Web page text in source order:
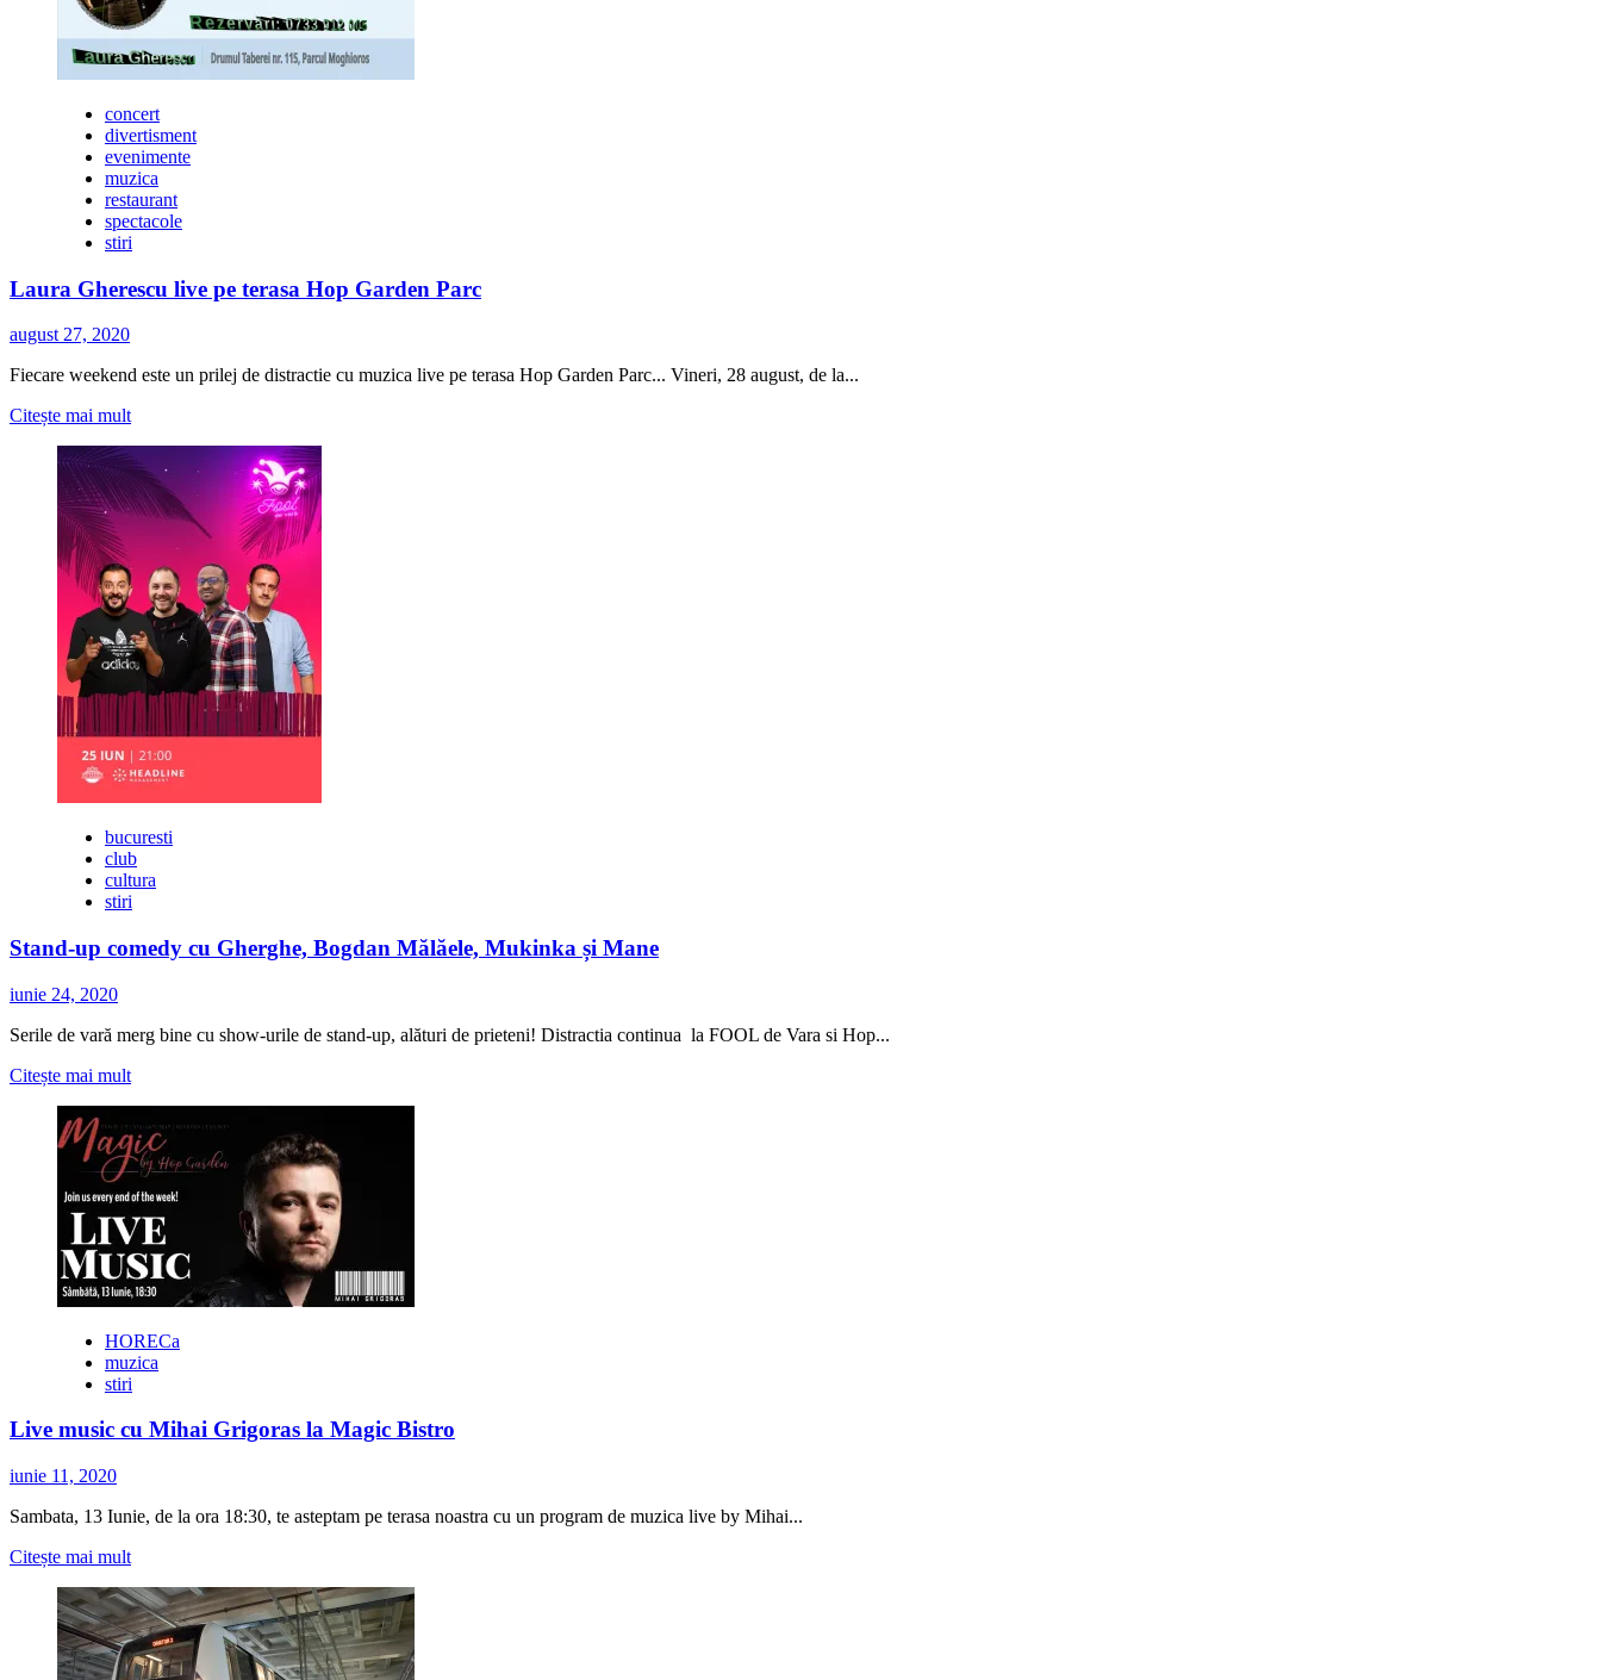
concert
divertisment
evenimente
muzica
restaurant
spectacole
stiri
Laura Gherescu live pe terasa Hop Garden Parc
august 27, 2020
Fiecare weekend este un prilej de distractie cu muzica live pe terasa Hop Garden Parc... Vineri, 28 august, de la...
Citește mai multCitește
multe
despre
Laura
Gherescu
pe
terasa
Hop
Garden
Parc
bucuresti
club
cultura
stiri
Stand-up comedy cu Gherghe, Bogdan Mălăele, Mukinka și Mane
iunie 24, 2020
Serile de vară merg bine cu show-urile de stand-up, alături de prieteni! Distractia continua la FOOL de Vara si Hop...
Citește mai multCitește
despre
Stand-
up
comedy
cu
Gherghe,
Bogdan
Mălăele,
Mukinka
și
Mane
HORECa
muzica
stiri
Live music cu Mihai Grigoras la Magic Bistro
iunie 11, 2020
Sambata, 13 Iunie, de la ora 18:30, te asteptam pe terasa noastra cu un program de muzica live by Mihai...
Citește mai multCitește
multe
despre
Live
music